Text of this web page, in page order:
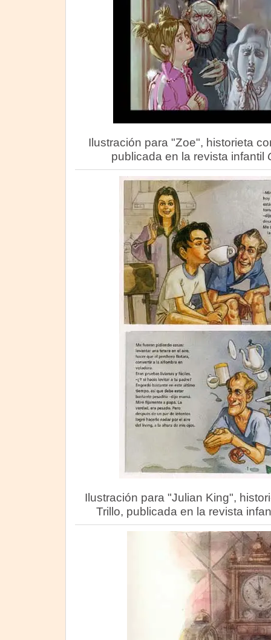
Ilustración para "Zoe", historieta
publicada en la revista infantil
Ilustración para "Julian King",
Trillo, publicada en la revista